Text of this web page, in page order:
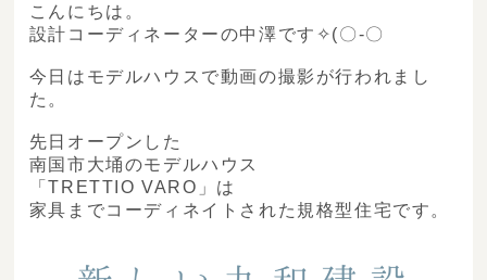
こんにちは。
設計コーディネーターの中澤です✧(〇-〇ゞ
今日はモデルハウスで動画の撮影が行われまし
た。
先日オープンした
南国市大埇のモデルハウス
「TRETTIO VARO」は
家具までコーディネイトされた規格型住宅です。